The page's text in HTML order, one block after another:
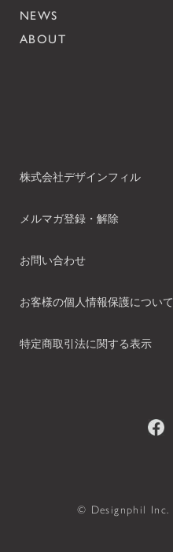
NEWS
ABOUT
株式会社デザインフィル
メルマガ登録・解除
お問い合わせ
お客様の個人情報保護について
特定商取引法に関する表示
© Designphil Inc.